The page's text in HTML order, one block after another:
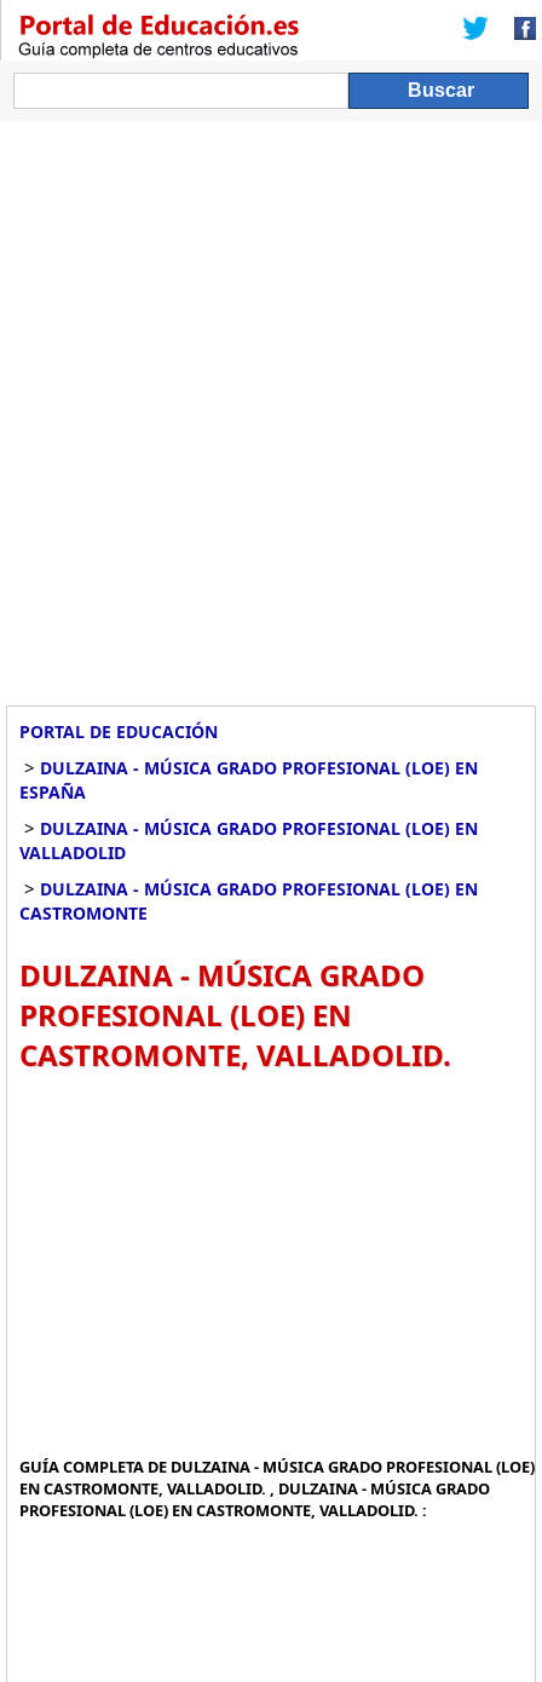
PORTAL DE EDUCACIÓN
> DULZAINA - MÚSICA GRADO PROFESIONAL (LOE) EN
ESPAÑA
> DULZAINA - MÚSICA GRADO PROFESIONAL (LOE) EN
VALLADOLID
> DULZAINA - MÚSICA GRADO PROFESIONAL (LOE) EN
CASTROMONTE
DULZAINA - MÚSICA GRADO
PROFESIONAL (LOE) EN
CASTROMONTE, VALLADOLID.
GUÍA COMPLETA DE DULZAINA - MÚSICA GRADO PROFESIONAL (LOE)
EN CASTROMONTE, VALLADOLID. , DULZAINA - MÚSICA GRADO
PROFESIONAL (LOE) EN CASTROMONTE, VALLADOLID. :